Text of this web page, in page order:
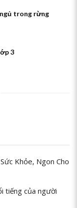
trong rừng
3
Khỏe, Ngon Cho
tiếng của người